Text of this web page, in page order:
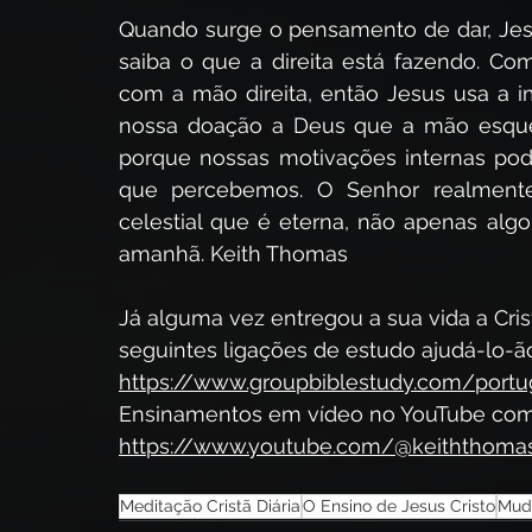
Quando surge o pensamento de dar,
saiba o que a direita está fazendo.
com a mão direita, então Jesus usa a
nossa doação a Deus que a mão
porque nossas motivações internas
que percebemos. O Senhor
celestial que é eterna, não apenas
amanhã. Keith Thomas
Já alguma vez entregou a sua vida a
seguintes ligações de estudo ajudá-lo-
https://www.groupbiblestudy.com/
Ensinamentos em vídeo no YouTube
https://www.youtube.com/
Meditação Cristã DiáriaO Ensino de Jesus Cristo